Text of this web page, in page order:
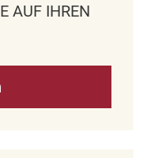
IHREN I